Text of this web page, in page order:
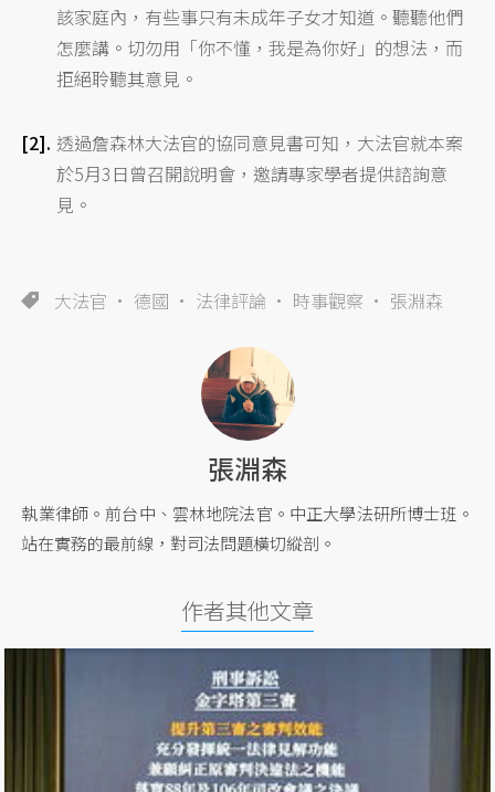
該家庭內，有些事只有未成年子女才知道。聽聽他們
怎麼講。切勿用「你不懂，我是為你好」的想法，而
拒絕聆聽其意見。
透過詹森林大法官的協同意見書可知，大法官就本案
於5月3日曾召開說明會，邀請專家學者提供諮詢意
見。
大法官 德國 法律評論 時事觀察 張淵森
張淵森
執業律師。前台中、雲林地院法官。中正大學法研所博士班。
站在實務的最前線，對司法問題橫切縱剖。
作者其他文章